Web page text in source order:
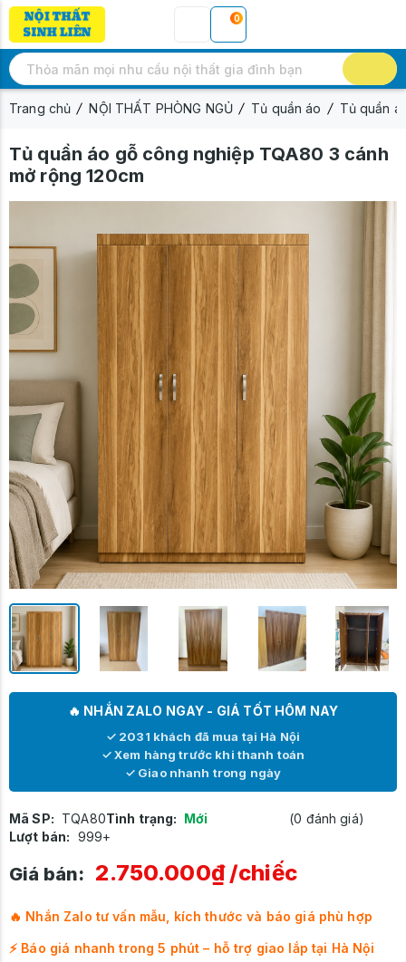
0
Trang chủ NỘI THẤT PHÒNG NGỦ Tủ quần áo Tủ quần
Tủ quần áo gỗ công nghiệp TQA80 3 cánh
mở rộng 120cm
🔥 NHẮN ZALO NGAY - GIÁ TỐT HÔM NAY
✓ 2031 khách đã mua tại Hà Nội
✓ Xem hàng trước khi thanh toán
✓ Giao nhanh trong ngày
Mã SP: TQA80Tình trạng: Mới
(0 đánh giá)
Lượt bán: 999+
Giá bán: 2.750.000₫/chiếc
🔥 Nhắn Zalo tư vấn mẫu, kích thước và báo giá phù hợp
⚡ Báo giá nhanh trong 5 phút – hỗ trợ giao lắp tại Hà Nội